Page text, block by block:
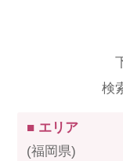
無料転職
正社員／
派遣で働く
検
■ エリア
(福岡県)